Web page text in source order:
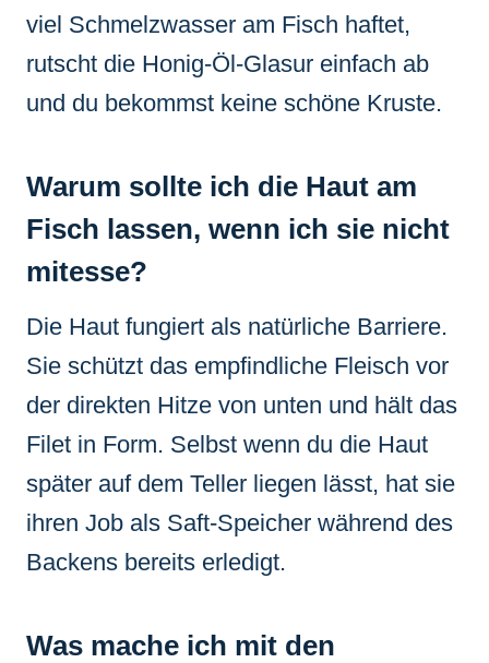
viel Schmelzwasser am Fisch haftet,
rutscht die Honig-Öl-Glasur einfach ab
und du bekommst keine schöne Kruste.
Warum sollte ich die Haut am
Fisch lassen, wenn ich sie nicht
mitesse?
Die Haut fungiert als natürliche Barriere.
Sie schützt das empfindliche Fleisch vor
der direkten Hitze von unten und hält das
Filet in Form. Selbst wenn du die Haut
später auf dem Teller liegen lässt, hat sie
ihren Job als Saft-Speicher während des
Backens bereits erledigt.
Was mache ich mit den